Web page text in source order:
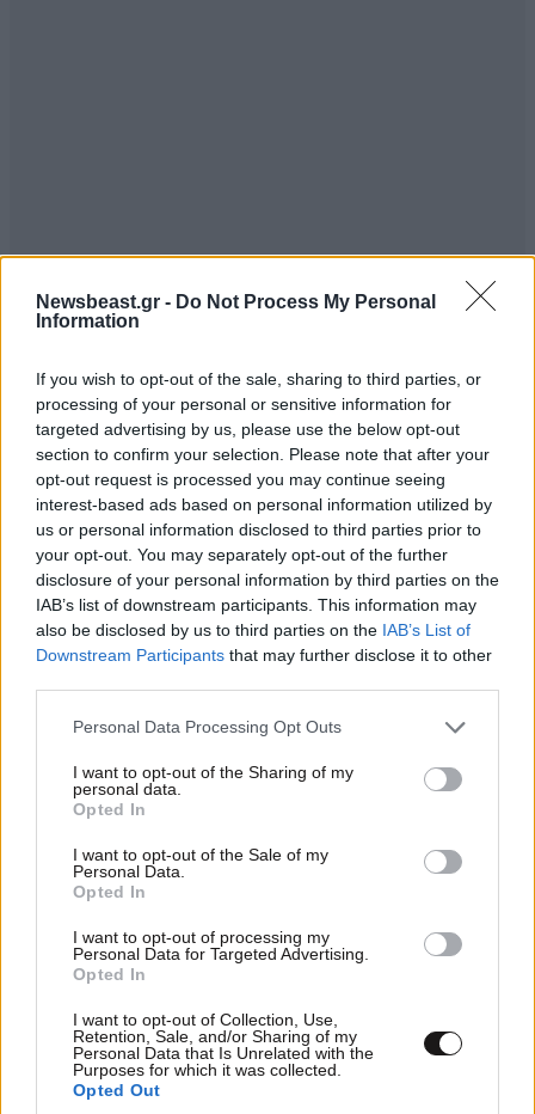
Newsbeast.gr - Do Not Process My Personal
Information
If you wish to opt-out of the sale, sharing to third parties, or
processing of your personal or sensitive information for
targeted advertising by us, please use the below opt-out
section to confirm your selection. Please note that after your
opt-out request is processed you may continue seeing
interest-based ads based on personal information utilized by
us or personal information disclosed to third parties prior to
your opt-out. You may separately opt-out of the further
disclosure of your personal information by third parties on the
IAB’s list of downstream participants. This information may
also be disclosed by us to third parties on the IAB’s List of
Downstream Participants that may further disclose it to other
Please note that this website/app uses one or more Google
not limited to your visit or usage behaviour. You may click to
grant or deny consent to Google and its third-party tags to
use your data for below specified purposes in below Google
consent section.
Personal Data Processing Opt Outs
I want to opt-out of the Sharing of my
personal data.
Opted In
I want to opt-out of the Sale of my
Personal Data.
Opted In
I want to opt-out of processing my
Personal Data for Targeted Advertising.
Opted In
I want to opt-out of Collection, Use,
Retention, Sale, and/or Sharing of my
Personal Data that Is Unrelated with the
Purposes for which it was collected.
Opted Out
Μστ 23·11·2017 12:11
Τούρκοι, Αμερικάνοι, Ρώσοι, Γάλλοι, Άγγλοι κτλ στην
Ανταρκτική...άντε να καταστρέψει η ανθρωπότητα και
την Ανταρκτική.!!!
Απαντήστε
Α, καλά... Αυτοί είναι πολύ πίσω. Εμείς ετοιμαζόμαστε
και Σύριζα μέχρι να παγώσει η κόλαση
TRENDING